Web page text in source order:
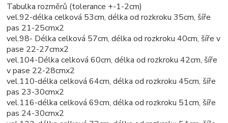
Tabulka rozměrů (tolerance +-1-2cm)
vel.92-délka celková 53cm, délka od rozkroku 35cm, šíře
pas 21-25cmx2
vel.98- Délka celková 57cm, délka od rozkroku 40cm, šíře v
pase 22-27cmx2
vel.104-Délka celková 60cm, délka od rozkroku 42cm, šíře
v pase 22-28cmx2
vel.110-délka celková 64cm, délka od rozkroku 45cm, šíře
pas 23-30cmx2
vel.116-délka celková 69cm, délka od rozkroku 51cm, šíře
pas 24-30cmx2